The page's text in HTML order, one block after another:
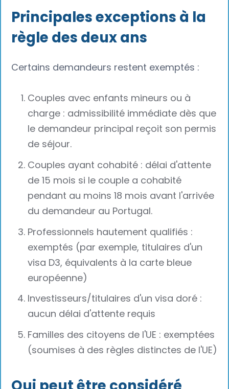
Principales exceptions à la
règle des deux ans‍
Certains demandeurs restent exemptés :
Couples avec enfants mineurs ou à
charge : admissibilité immédiate dès que
le demandeur principal reçoit son permis
de séjour.
Couples ayant cohabité : délai d'attente
de 15 mois si le couple a cohabité
pendant au moins 18 mois avant l'arrivée
du demandeur au Portugal.
Professionnels hautement qualifiés :
exemptés (par exemple, titulaires d'un
visa D3, équivalents à la carte bleue
européenne)
Investisseurs/titulaires d'un visa doré :
aucun délai d'attente requis
Familles des citoyens de l'UE : exemptées
(soumises à des règles distinctes de l'UE)